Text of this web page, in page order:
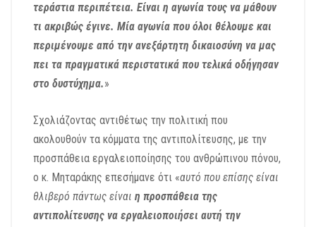
τεράστια περιπέτεια. Είναι η αγωνία τους να μάθουν
τι ακριβώς έγινε. Μία αγωνία που όλοι θέλουμε και
περιμένουμε από την ανεξάρτητη δικαιοσύνη να μας
πει τα πραγματικά περιστατικά που τελικά οδήγησαν
στο δυστύχημα.»
Σχολιάζοντας αντιθέτως την πολιτική που
ακολουθούν τα κόμματα της αντιπολίτευσης, με την
προσπάθεια εργαλειοποίησης του ανθρώπινου πόνου,
ο κ. Μηταράκης επεσήμανε ότι «αυτό που επίσης είναι
θλιβερό πάντως είναι η προσπάθεια της
αντιπολίτευσης να εργαλειοποιήσει αυτή την